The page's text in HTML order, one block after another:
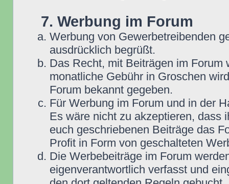
7. Werbung im Forum
Werbung von Gewerbetreibenden
ausdrücklich begrüßt.
Das Recht, mit Beiträgen im
monatliche Gebühr in Groschen
Forum bekannt gegeben.
Für Werbung im Forum und in der
Es wäre nicht zu akzeptieren, dass
euch geschriebenen Beiträge das
Profit in Form von geschalteten
Die Werbebeiträge im Forum
eigenverantwortlich verfasst und